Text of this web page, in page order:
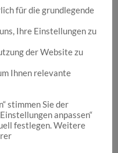
für die schönen
für Dich,
oder
Wir von
stets zu
Wert darauf,
für die grundlegende
Ihre Einstellungen zu
der Website zu
Ihnen relevante
stimmen Sie der
anpassen“
festlegen. Weitere